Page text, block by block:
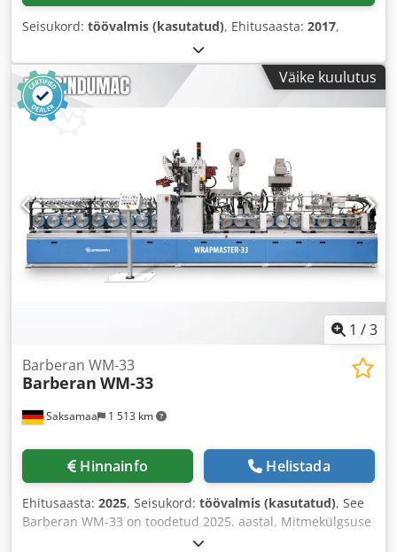
Seisukord: töövalmis (kasutatud), Ehitusaasta: 2017,
Väike kuulutus
1 /3
Saksamaa 1 513 km
Barberan WM-33
Barberan WM-33
Hinnainfo Helistada
Ehitusaasta: 2025, Seisukord: töövalmis (kasutatud), See
Barberan WM-33 on toodetud 2025. aastal. Mitmekülgsuse
tagamiseks mõeldud profiilipakkimismasin, mis töötleb